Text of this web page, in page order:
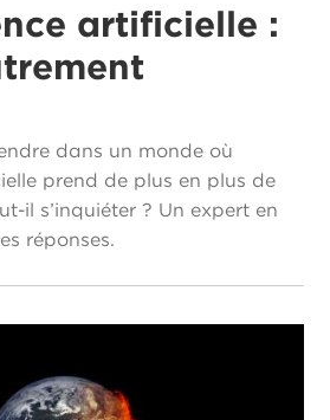
artificielle :
dans un monde où
prend de plus en plus de
il s’inquiéter ? Un expert en
réponses.